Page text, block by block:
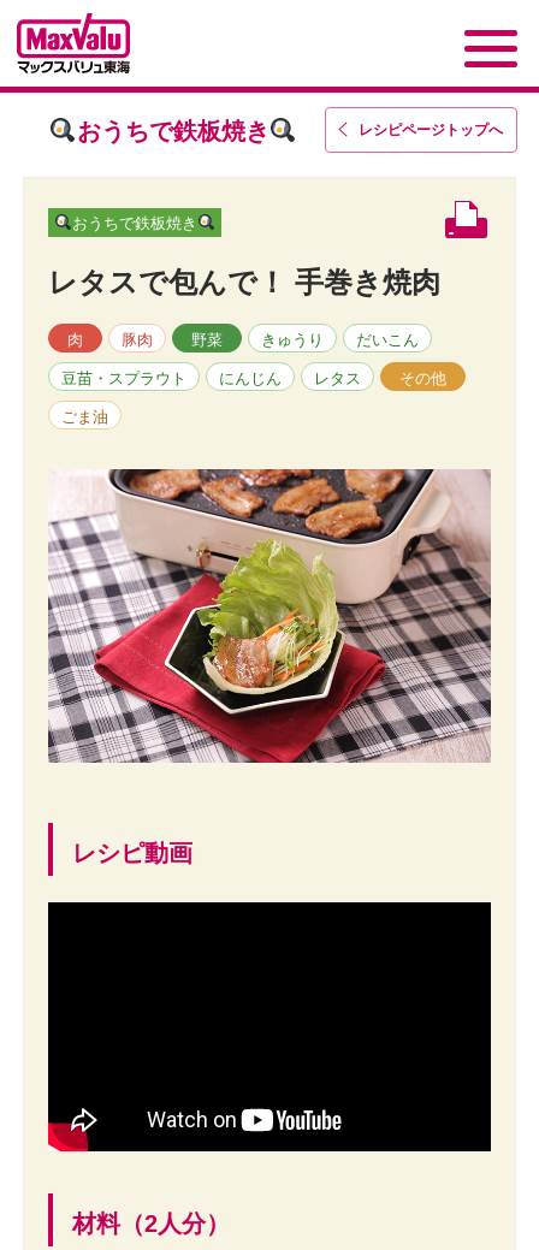
レシピページトップへ
おうちで鉄板焼き
おうちで鉄板焼き
レタスで包んで！ 手巻き焼肉
肉 豚肉 野菜 きゅうり だいこん
豆苗・スプラウト にんじん レタス その他
ごま油
レシピ動画
材料（2人分）